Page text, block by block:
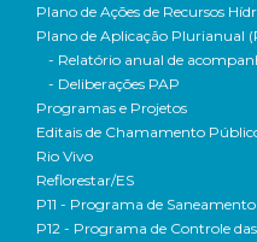
Plano de Ações de Recursos
Plano de Aplicação Plurianual
- Relatório anual de
- Deliberações PAP
Programas e Projetos
Editais de Chamamento
Rio Vivo
Reflorestar/ES
P11 - Programa de
P12 - Programa de Controle